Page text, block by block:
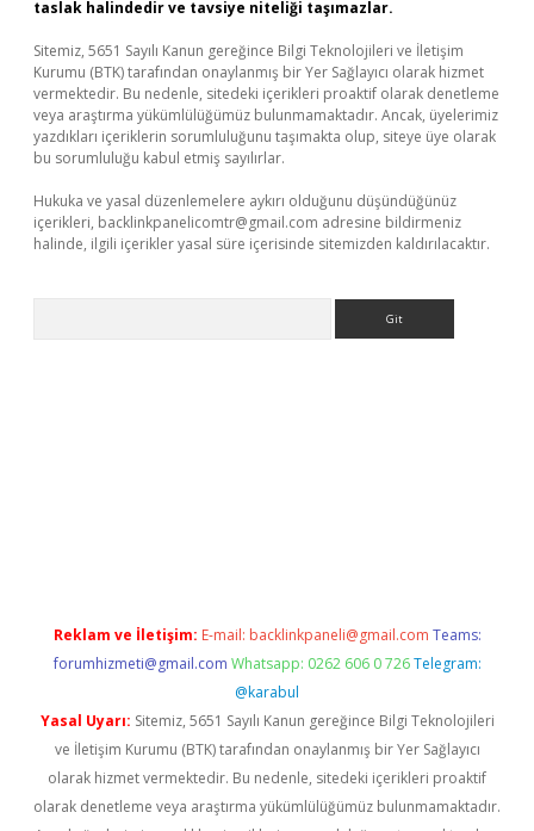
taslak halindedir ve tavsiye niteliği taşımazlar.
Sitemiz, 5651 Sayılı Kanun gereğince Bilgi Teknolojileri ve İletişim
Kurumu (BTK) tarafından onaylanmış bir Yer Sağlayıcı olarak hizmet
vermektedir. Bu nedenle, sitedeki içerikleri proaktif olarak denetleme
veya araştırma yükümlülüğümüz bulunmamaktadır. Ancak, üyelerimiz
yazdıkları içeriklerin sorumluluğunu taşımakta olup, siteye üye olarak
bu sorumluluğu kabul etmiş sayılırlar.
Hukuka ve yasal düzenlemelere aykırı olduğunu düşündüğünüz
içerikleri, backlinkpanelicomtr@gmail.com adresine bildirmeniz
halinde, ilgili içerikler yasal süre içerisinde sitemizden kaldırılacaktır.
Reklam ve İletişim: E-mail: backlinkpaneli@gmail.com Teams:
forumhizmeti@gmail.com Whatsapp: 0262 606 0 726 Telegram:
@karabul
Yasal Uyarı: Sitemiz, 5651 Sayılı Kanun gereğince Bilgi Teknolojileri
ve İletişim Kurumu (BTK) tarafından onaylanmış bir Yer Sağlayıcı
olarak hizmet vermektedir. Bu nedenle, sitedeki içerikleri proaktif
olarak denetleme veya araştırma yükümlülüğümüz bulunmamaktadır.